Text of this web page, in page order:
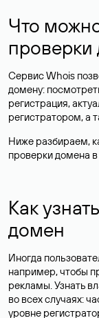
Что
Сервис Whois
домену:
регистрация,
регистратором, а
Ниже разбираем,
проверки домена
Как
домен
Иногда
например, чтобы
рекламы. Узнать
во всех случаях:
уровне